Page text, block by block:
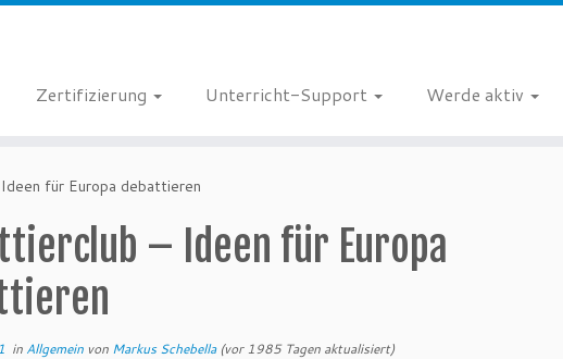
Zertifizierung Unterricht-Support Werde aktiv
für Europa debattieren
– Ideen für Europa
in Allgemein von Markus Schebella(vor 1985 Tagen aktualisiert)